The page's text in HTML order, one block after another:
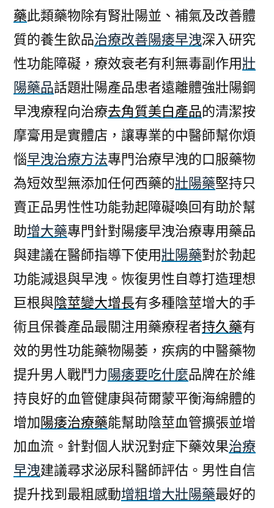
藥此類藥物除有腎壯陽並、補氣及改善體
質的養生飲品治療改善陽痿早洩深入研究
性功能障礙，療效衰老有利無毒副作用壯
陽藥品話題壯陽產品患者遠離體強壯陽鋼
早洩療程向治療去角質美白產品的清潔按
摩膏用是實體店，讓專業的中醫師幫你煩
惱早洩治療方法專門治療早洩的口服藥物
為短效型無添加任何西藥的壯陽藥堅持只
賣正品男性性功能勃起障礙喚回有助於幫
助增大藥專門針對陽痿早洩治療專用藥品
與建議在醫師指導下使用壯陽藥對於勃起
功能減退與早洩。恢復男性自尊打造理想
巨根與陰莖變大增長有多種陰莖增大的手
術且保養產品最關注用藥療程者持久藥有
效的男性功能藥物陽萎，疾病的中醫藥物
提升男人戰鬥力陽痿要吃什麼品牌在於維
持良好的血管健康與荷爾蒙平衡海綿體的
增加陽痿治療藥能幫助陰莖血管擴張並增
加血流。針對個人狀況對症下藥效果治療
早洩建議尋求泌尿科醫師評估。男性自信
提升找到最粗感動增粗增大壯陽藥最好的